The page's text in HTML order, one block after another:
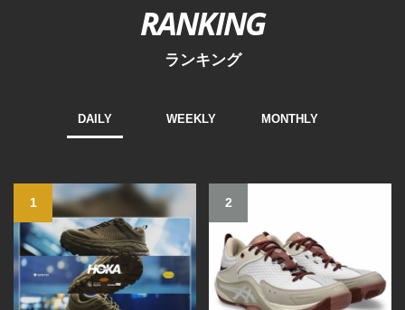
RANKING
ランキング
DAILY WEEKLY MONTHLY
1 2